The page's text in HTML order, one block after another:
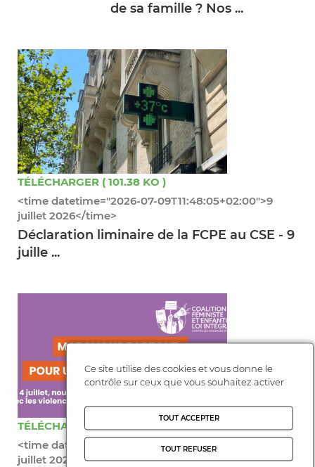
de sa famille ? Nos ...
Déclaration liminaire de la FCPE au CSE - 9
juille ...
<time datetime="2026-07-09T11:48:05+02:00">9
juillet 2026</time>
TÉLÉCHARGER ( 101.38 KO )
<time datetime="2026-07-02T16:48:15+02:00">2
juillet 2026</time>
TÉLÉCHARGER ( 59.12 KO )
Ce site utilise des cookies et vous donne le
contrôle sur ceux que vous souhaitez activer
TOUT ACCEPTER
TOUT REFUSER